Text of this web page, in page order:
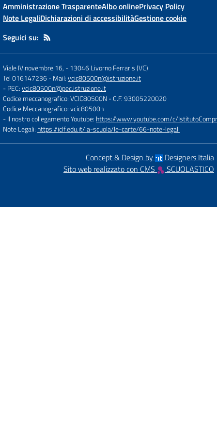
Amministrazione TrasparenteAlbo onlinePrivacy Policy
Note LegaliDichiarazioni di accessibilitàGestione cookie
Seguici su:
Viale IV novembre 16, -13046 Livorno Ferraris (VC)
Tel 016147236- Mail:vcic80500n@istruzione.it
- PEC:vcic80500n@pec.istruzione.it
Codice meccanografico: VCIC80500N- C.F. 93005220020
Codice Meccanografico: vcic80500n
- Il nostro collegamento Youtube: https://www.youtube.com/c/
Note Legali: https://iclf.edu.it/la-scuola/le-carte/66-note-legali
Concept & Design by
Designers Italia
Sito web realizzato con CMS
SCUOLASTICO